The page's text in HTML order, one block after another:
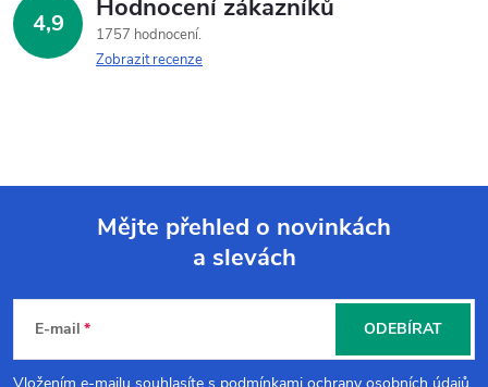
4,9 Hodnocení zákazníků
1757 hodnocení
Zobrazit recenze
Mějte přehled o novinkách
a slevách
E-mail
Vložením e-mailu souhlasíte s podmínkami ochrany osobních údajů
ODEBÍRAT